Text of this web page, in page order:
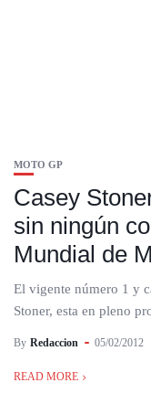
MOTO GP
Casey
sin ningún
Mundial de
El vigente número 1 y
Stoner, esta en pleno
By Redaccion 05/02/2012
READ MORE